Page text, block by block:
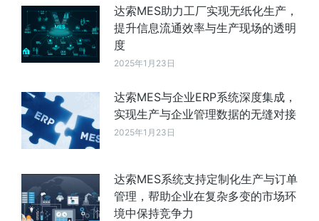
达索MES助力工厂实现无纸化生产，
提升信息流通效率与生产现场的透明
度
2025年1月23日
达索MES与企业ERP系统深度集成，
实现生产与企业管理数据的无缝对接
2025年1月23日
达索MES系统支持定制化生产与订单
管理，帮助企业在复杂多变的市场环
境中保持竞争力